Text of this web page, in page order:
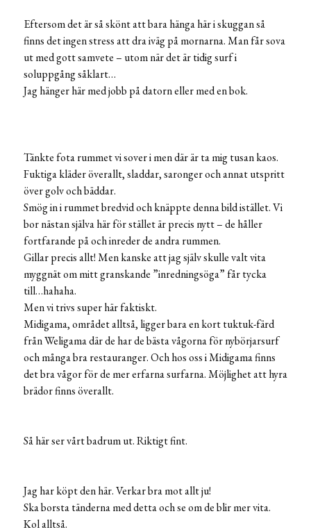
Eftersom det är så skönt att bara hänga här i skuggan så
finns det ingen stress att dra iväg på mornarna. Man får sova
ut med gott samvete – utom när det är tidig surf i
soluppgång såklart…
Jag hänger här med jobb på datorn eller med en bok.
Tänkte fota rummet vi sover i men där är ta mig tusan kaos.
Fuktiga kläder överallt, sladdar, saronger och annat utspritt
över golv och bäddar.
Smög in i rummet bredvid och knäppte denna bild istället. Vi
bor nästan själva här för stället är precis nytt – de håller
fortfarande på och inreder de andra rummen.
Gillar precis allt! Men kanske att jag själv skulle valt vita
myggnät om mitt granskande ”inredningsöga” får tycka
till…hahaha.
Men vi trivs super här faktiskt.
Midigama, området alltså, ligger bara en kort tuktuk-färd
från Weligama där de har de bästa vågorna för nybörjarsurf
och många bra restauranger. Och hos oss i Midigama finns
det bra vågor för de mer erfarna surfarna. Möjlighet att hyra
brädor finns överallt.
Så här ser vårt badrum ut. Riktigt fint.
Jag har köpt den här. Verkar bra mot allt ju!
Ska borsta tänderna med detta och se om de blir mer vita.
Kol alltså.